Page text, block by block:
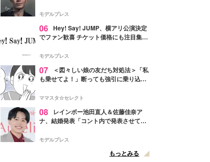
モデルプレス
06 Hey! Say! JUMP、横アリ公演決定
でファン歓喜 チケット価格にも注目集ま
モデルプレス
07
＜図々しい娘の友だち対処法＞「私
も乗せてよ！」断っても強引に乗り込ん
ママスタ☆セレクト
08
レインボー池田直人＆佐藤佳奈ア
ナ、結婚発表「コント内で発表させてい
点変更のため
モデルプレス
もっとみる